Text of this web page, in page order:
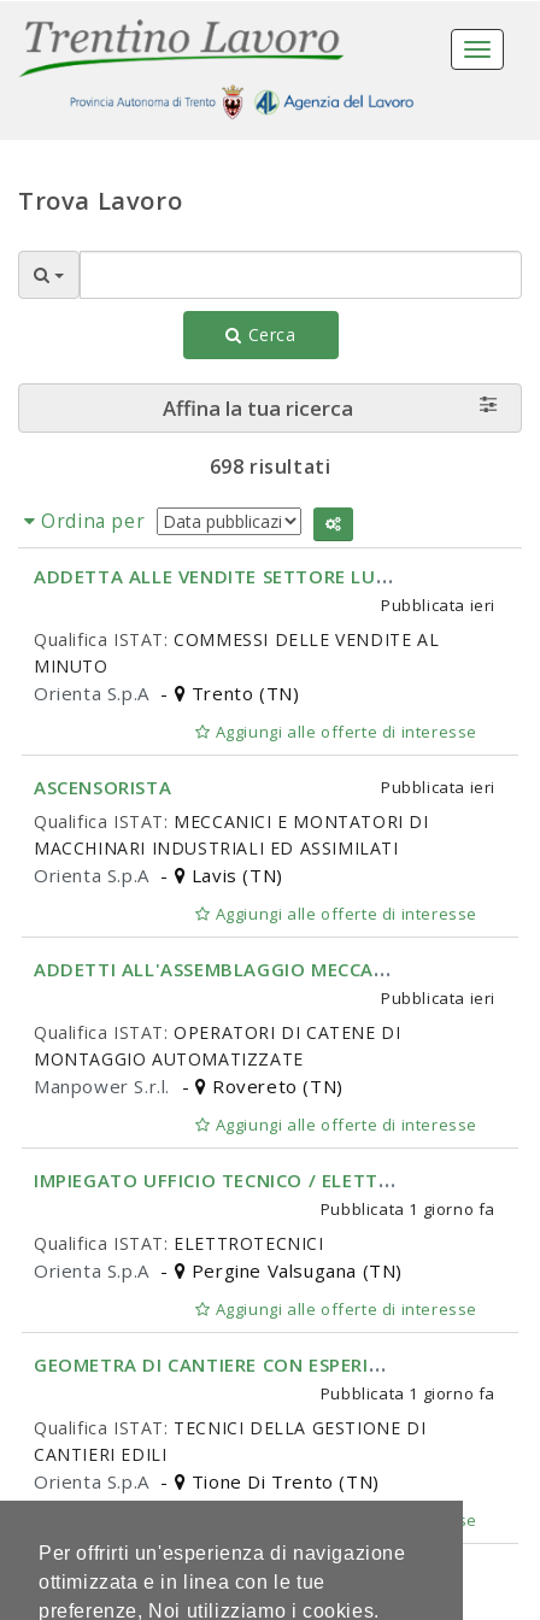
Per offrirti un'esperienza di navigazione
ottimizzata e in linea con le tue
preferenze, Noi utilizziamo i cookies.
Toggle
Trova Lavoro
Cerca
Affina la tua ricerca
698 risultati
Ordina per
A
DDETTA ALLE VENDITE SETTORE LUXURY BOUTIQUE
Pubblicata ieri
Qualifica ISTAT: COMMESSI DELLE VENDITE AL
MINUTO
Orienta S.p.A - Trento (TN)
Aggiungi alle offerte di interesse
ASCENSORISTA Pubblicata ieri
Qualifica ISTAT: MECCANICI E MONTATORI DI
MACCHINARI INDUSTRIALI ED ASSIMILATI
Orienta S.p.A - Lavis (TN)
Aggiungi alle offerte di interesse
A
DDETTI ALL'ASSEMBLAGGIO MECCANICO - ROVERETO
Pubblicata ieri
Qualifica ISTAT: OPERATORI DI CATENE DI
MONTAGGIO AUTOMATIZZATE
Manpower S.r.l. - Rovereto (TN)
Aggiungi alle offerte di interesse
I
MPIEGATO UFFICIO TECNICO / ELETTRICO
Pubblicata 1 giorno fa
Qualifica ISTAT: ELETTROTECNICI
Orienta S.p.A - Pergine Valsugana (TN)
Aggiungi alle offerte di interesse
G
EOMETRA DI CANTIERE CON ESPERIENZA
Pubblicata 1 giorno fa
Qualifica ISTAT: TECNICI DELLA GESTIONE DI
CANTIERI EDILI
Orienta S.p.A - Tione Di Trento (TN)
Aggiungi alle offerte di interesse
1 di 140